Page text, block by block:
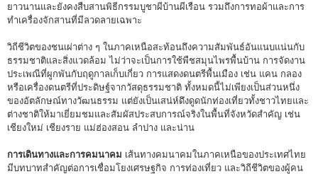
ยาวนานและยังคงสืบสานพิธีกรรมบูชาผีบ้านผีเรือน รวมถึงการทอผ้าและการ
ทำเครื่องจักสานที่มีลวดลายเฉพาะ
วิถีชีวิตของชนเผ่าต่าง ๆ ในภาคเหนือสะท้อนถึงความสัมพันธ์อันแนบแน่นกับ
ธรรมชาติและสิ่งแวดล้อม ไม่ว่าจะเป็นการใช้พืชสมุนไพรพื้นบ้าน การจัดงาน
ประเพณีที่ผูกพันกับฤดูกาลเก็บเกี่ยว การแสดงดนตรีพื้นเมือง เช่น แคน กลอง
หรือเครื่องดนตรีที่ประดิษฐ์จากวัสดุธรรมชาติ ทั้งหมดนี้ไม่เพียงเป็นส่วนหนึ่ง
ของอัตลักษณ์ทางวัฒนธรรม แต่ยังเป็นเสน่ห์ดึงดูดนักท่องเที่ยวทั้งชาวไทยและ
ต่างชาติให้มาเยี่ยมชมและสัมผัสประสบการณ์จริงในพื้นที่จังหวัดสำคัญ เช่น
เชียงใหม่ เชียงราย แม่ฮ่องสอน ลำปาง และน่าน
การเดินทางและการคมนาคม เส้นทางคมนาคมในภาคเหนือของประเทศไทย
มีบทบาทสำคัญต่อการเชื่อมโยงเศรษฐกิจ การท่องเที่ยว และวิถีชีวิตของผู้คน